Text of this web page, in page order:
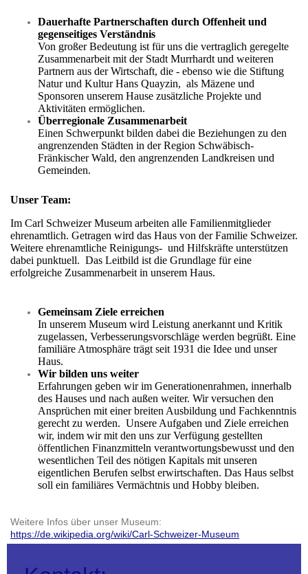
Dauerhafte Partnerschaften durch Offenheit und
gegenseitiges Verständnis
Von großer Bedeutung ist für uns die vertraglich geregelte
Zusammenarbeit mit der Stadt Murrhardt und weiteren
Partnern aus der Wirtschaft, die - ebenso wie die Stiftung
Natur und Kultur Hans Quayzin, als Mäzene und
Sponsoren unserem Hause zusätzliche Projekte und
Aktivitäten ermöglichen.
Überregionale Zusammenarbeit
Einen Schwerpunkt bilden dabei die Beziehungen zu den
angrenzenden Städten in der Region Schwäbisch-
Fränkischer Wald, den angrenzenden Landkreisen und
Gemeinden.
Unser Team:
Im Carl Schweizer Museum arbeiten alle Familienmitglieder
ehrenamtlich. Getragen wird das Haus von der Familie Schweizer.
Weitere ehrenamtliche Reinigungs- und Hilfskräfte unterstützen
dabei punktuell. Das Leitbild ist die Grundlage für eine
erfolgreiche Zusammenarbeit in unserem Haus.
Gemeinsam Ziele erreichen
In unserem Museum wird Leistung anerkannt und Kritik
zugelassen, Verbesserungsvorschläge werden begrüßt. Eine
familiäre Atmosphäre trägt seit 1931 die Idee und unser
Haus.
Wir bilden uns weiter
Erfahrungen geben wir im Generationenrahmen, innerhalb
des Hauses und nach außen weiter. Wir versuchen den
Ansprüchen mit einer breiten Ausbildung und Fachkenntnis
gerecht zu werden. Unsere Aufgaben und Ziele erreichen
wir, indem wir mit den uns zur Verfügung gestellten
öffentlichen Finanzmitteln verantwortungsbewusst und den
wesentlichen Teil des nötigen Kapitals mit unseren
eigentlichen Berufen selbst erwirtschaften. Das Haus selbst
soll ein familiäres Vermächtnis und Hobby bleiben.
Weitere Infos über unser Museum:
https://de.wikipedia.org/wiki/Carl-Schweizer-Museum